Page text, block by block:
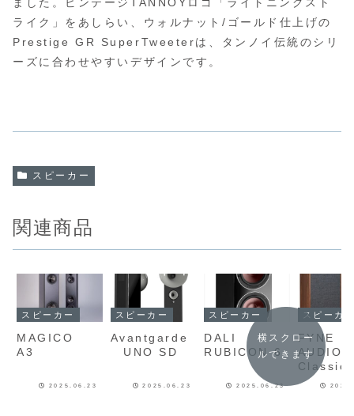
ライク」をあしらい、ウォルナット/ゴールド仕上げの
Prestige GR SuperTweeterは、タンノイ伝統のシリ
ーズに合わせやすいデザインです。
スピーカー
関連商品
スピーカー
MAGICO
A3
2025.06.23
スピーカー
Avantgarde
UNO SD
2025.06.23
スピーカー
DALI
RUBICON 6
2025.06.23
スピーカ
FYNE
Classic
横スクロー
ルできます